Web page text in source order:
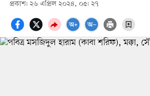
প্রকাশ: ২৬ এপ্রিল ২০২৪, ০৫: ২৭